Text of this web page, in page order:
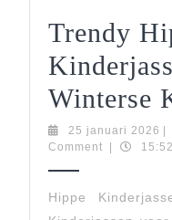
Trendy
Winterse
25 januari 2026 25
Comment
15:52
Hippe